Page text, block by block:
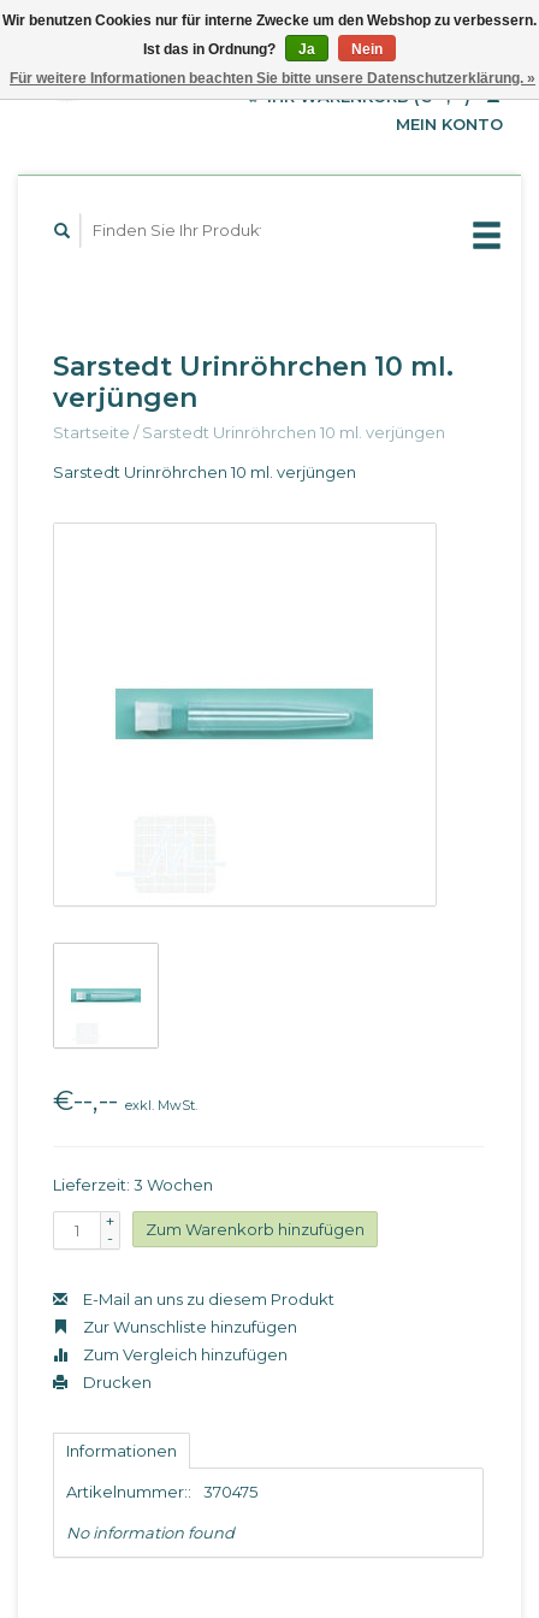
EUR
GBP
USD
English
Français
IHR WARENKORB (€--,--)
MEIN KONTO
Sarstedt Urinröhrchen 10 ml.
verjüngen
Startseite /Sarstedt Urinröhrchen 10 ml. verjüngen
Sarstedt Urinröhrchen 10 ml. verjüngen
€--,-- exkl. MwSt.
Lieferzeit: 3 Wochen
+
-
Zum Warenkorb hinzufügen
E-Mail an uns zu diesem Produkt
Zur Wunschliste hinzufügen
Zum Vergleich hinzufügen
Drucken
Informationen
Artikelnummer:: 370475
No information found
Wir benutzen Cookies nur für interne Zwecke um den Webshop zu verbessern.
Ist das in Ordnung?
Ja
Nein
Für weitere Informationen beachten Sie bitte unsere Datenschutzerklärung. »